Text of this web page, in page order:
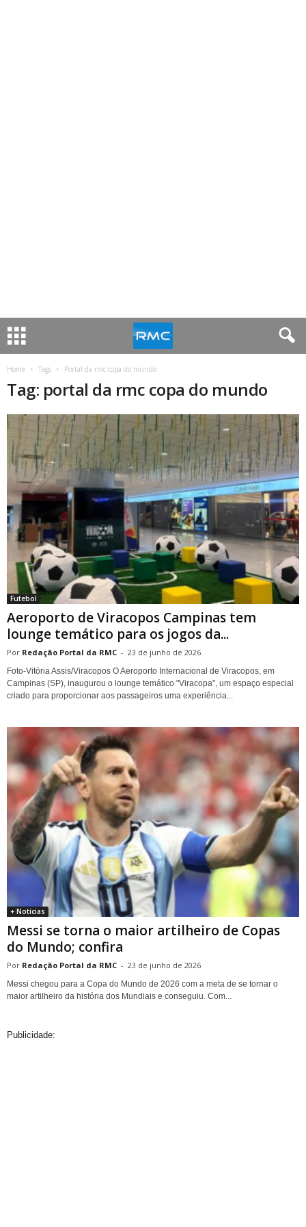
Home Tags Portal da rmc copa do mundo
Tag: portal da rmc copa do mundo
Futebol
Aeroporto de Viracopos Campinas tem
lounge temático para os jogos da...
Redação Portal da RMC - 23 de junho de 2026
Foto-Vitória Assis/Viracopos O Aeroporto Internacional de Viracopos, em
Campinas (SP), inaugurou o lounge temático "Viracopa", um espaço especial
criado para proporcionar aos passageiros uma experiência...
+ Notícias
Messi se torna o maior artilheiro de Copas
do Mundo; confira
Redação Portal da RMC - 23 de junho de 2026
Messi chegou para a Copa do Mundo de 2026 com a meta de se tornar o
maior artilheiro da história dos Mundiais e conseguiu. Com...
Publicidade: